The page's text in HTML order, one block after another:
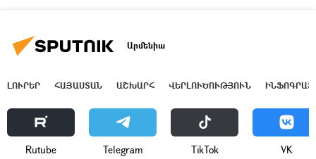
Արմենիա
ԼՈՒՐԵՐ ՀԱՅԱՍՏԱՆ ԱՇԽԱՐՀ ՎԵՐԼՈՒԾՈՒԹՅՈՒՆ
Rutube Telegram ТikТоk VK